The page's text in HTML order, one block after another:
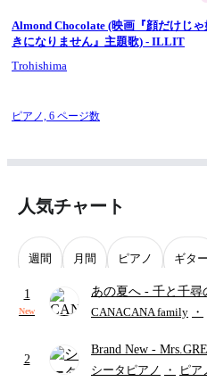
Almond Chocolate (映画『顔だけじゃ
きになりません』主題歌) - ILLIT
Trohishima
ピアノ, 6 ページ数
人気チャート
週間 月間 ピアノ ギター
1
New
あの夏へ - 千と千尋
CANACANA family ・
2
Brand New -
APPLE
シータピアノ ・ ピア